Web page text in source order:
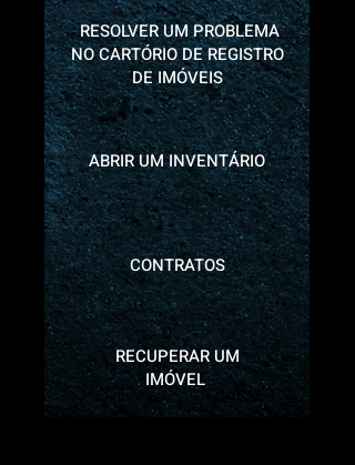
RESOLVER UM PROBLEMA
NO CARTÓRIO DE REGISTRO
DE IMÓVEIS
CONTRATOS
RECUPERAR UM
IMÓVEL
ABRIR UM INVENTÁRIO